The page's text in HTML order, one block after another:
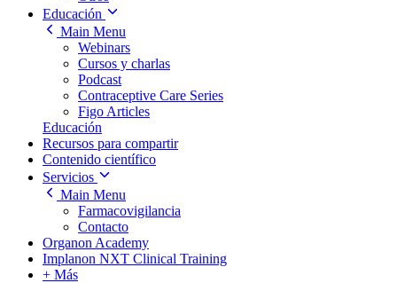
Educación
Main Menu
Webinars
Cursos y charlas
Podcast
Contraceptive Care Series
Figo Articles
Educación
Recursos para compartir
Contenido científico
Servicios
Main Menu
Farmacovigilancia
Contacto
Organon Academy
Implanon NXT Clinical Training
+ Más